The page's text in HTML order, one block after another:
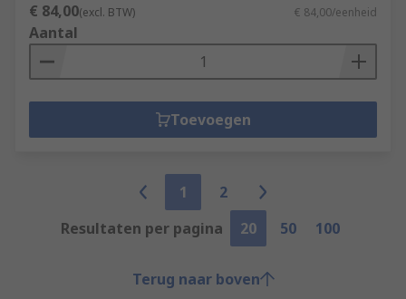
€ 84,00(excl. BTW) € 84,00/eenheid
Aantal
Toevoegen
1
2
Resultaten per pagina
20 50 100
Terug naar boven